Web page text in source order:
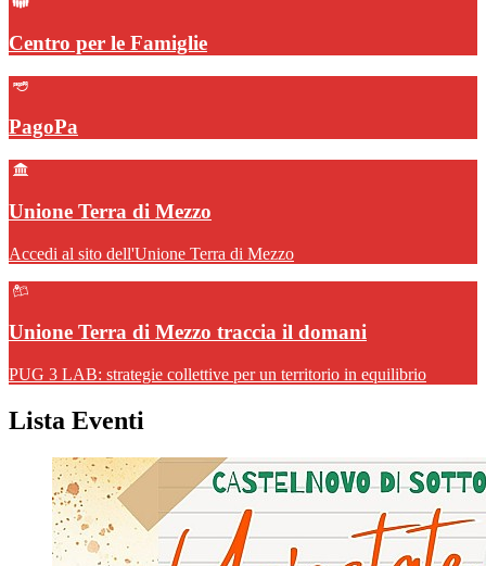
Centro per le Famiglie
PagoPa
Unione Terra di Mezzo
Accedi al sito dell'Unione Terra di Mezzo
Unione Terra di Mezzo traccia il domani
PUG 3 LAB: strategie collettive per un territorio in equilibrio
Lista Eventi